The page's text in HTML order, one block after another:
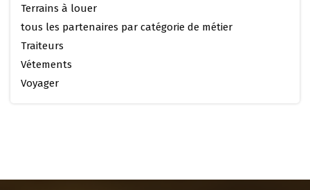
Terrains à louer
tous les partenaires par catégorie de métier
Traiteurs
Vétements
Voyager